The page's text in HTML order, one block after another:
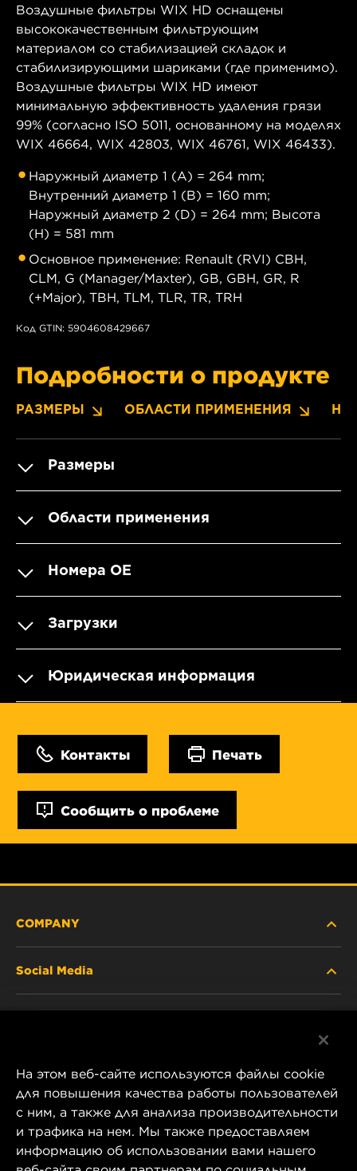
Воздушные фильтры WIX HD оснащены
высококачественным фильтрующим
материалом со стабилизацией складок и
стабилизирующими шариками (где применимо).
Воздушные фильтры WIX HD имеют
минимальную эффективность удаления грязи
99% (согласно ISO 5011, основанному на моделях
WIX 46664, WIX 42803, WIX 46761, WIX 46433).
Наружный диаметр 1 (A) = 264 mm;
Внутренний диаметр 1 (B) = 160 mm;
Наружный диаметр 2 (D) = 264 mm; Высота
(H) = 581 mm
Основное применение: Renault (RVI) CBH,
CLM, G (Manager/Maxter), GB, GBH, GR, R
(+Major), TBH, TLM, TLR, TR, TRH
Код GTIN: 5904608429667
Подробности о продукте
РАЗМЕРЫ ОБЛАСТИ ПРИМЕНЕНИЯ
Размеры
Области применения
Номера OE
Загрузки
Юридическая информация
Контакты Печать
Сообщить о проблеме
COMPANY
CAREER
COMPANY STORE
Social Media
Instagram
YouTube
1 Wix Way
На этом веб-сайте используются файлы cookie
для повышения качества работы пользователей
с ним, а также для анализа производительности
и трафика на нем. Мы также предоставляем
информацию об использовании вами нашего